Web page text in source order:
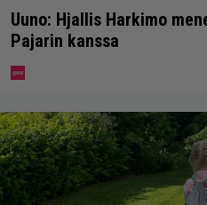
Uuno: Hjallis Harkimo
Pajarin kanssa